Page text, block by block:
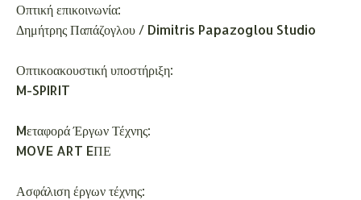
Οπτική επικοινωνία:
Δημήτρης Παπάζογλου / Dimitris Papazoglou Studio
Οπτικοακουστική υποστήριξη:
M-SPIRIT
Mεταφορά Έργων Τέχνης:
MOVE ART EΠΕ
Ασφάλιση έργων τέχνης: